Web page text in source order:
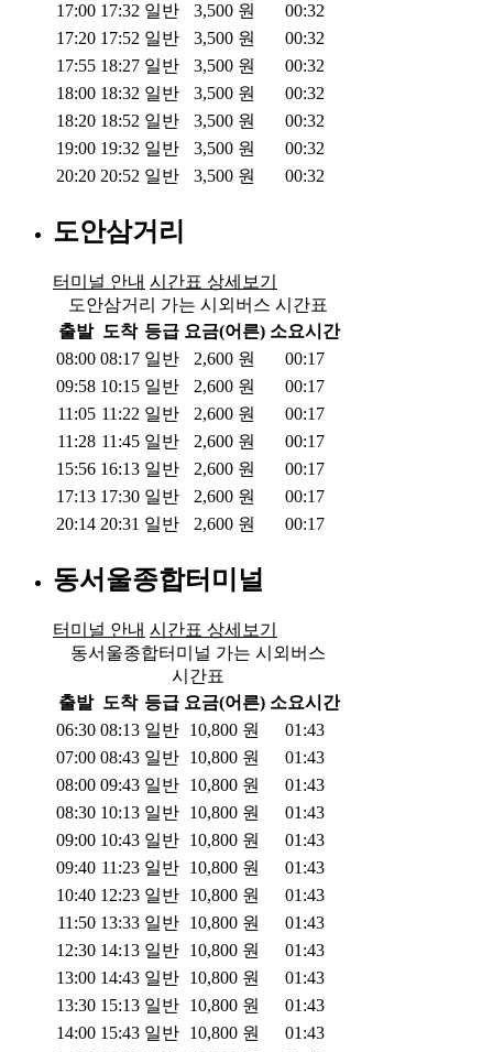
17:00 17:32 일반 3,500 원
00:32
17:20 17:52 일반 3,500 원
00:32
17:55 18:27 일반 3,500 원
00:32
18:00 18:32 일반 3,500 원
00:32
18:20 18:52 일반 3,500 원
00:32
19:00 19:32 일반 3,500 원
00:32
20:20 20:52 일반 3,500 원 00:32
도안삼거리
터미널 안내 시간표 상세보기
도안삼거리 가는 시외버스 시간표
출발 도착 등급 요금(어른) 소요시간
08:00 08:17 일반 2,600 원
00:17
09:58 10:15 일반 2,600 원
00:17
11:05 11:22 일반 2,600 원
00:17
11:28 11:45 일반 2,600 원
00:17
15:56 16:13 일반 2,600 원
00:17
17:13 17:30 일반 2,600 원
00:17
20:14 20:31 일반 2,600 원 00:17
동서울종합터미널
터미널 안내 시간표 상세보기
동서울종합터미널 가는 시외버스
시간표
출발 도착 등급 요금(어른) 소요시간
06:30 08:13 일반 10,800 원
01:43
07:00 08:43 일반 10,800 원
01:43
08:00 09:43 일반 10,800 원
01:43
08:30 10:13 일반 10,800 원
01:43
09:00 10:43 일반 10,800 원
01:43
09:40 11:23 일반 10,800 원
01:43
10:40 12:23 일반 10,800 원
01:43
11:50 13:33 일반 10,800 원
01:43
12:30 14:13 일반 10,800 원
01:43
13:00 14:43 일반 10,800 원
01:43
13:30 15:13 일반 10,800 원
01:43
14:00 15:43 일반 10,800 원
01:43